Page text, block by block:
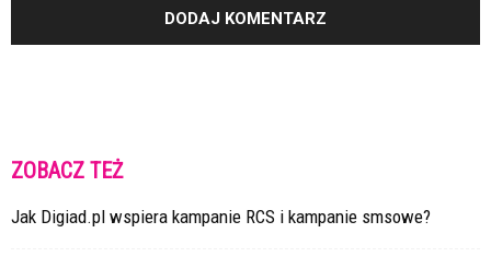
ZOBACZ TEŻ
Jak Digiad.pl wspiera kampanie RCS i kampanie smsowe?